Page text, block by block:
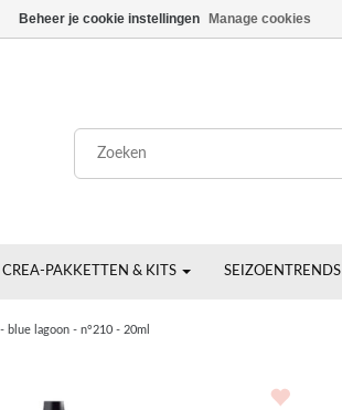
CREA-PAKKETTEN & KITS SEIZOENTRENDS
blue lagoon - n°210 - 20ml
Beheer je cookie instellingen Manage cookies